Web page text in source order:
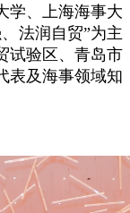
学、上海海事大
法润自贸”为主
试验区、青岛市
表及海事领域知